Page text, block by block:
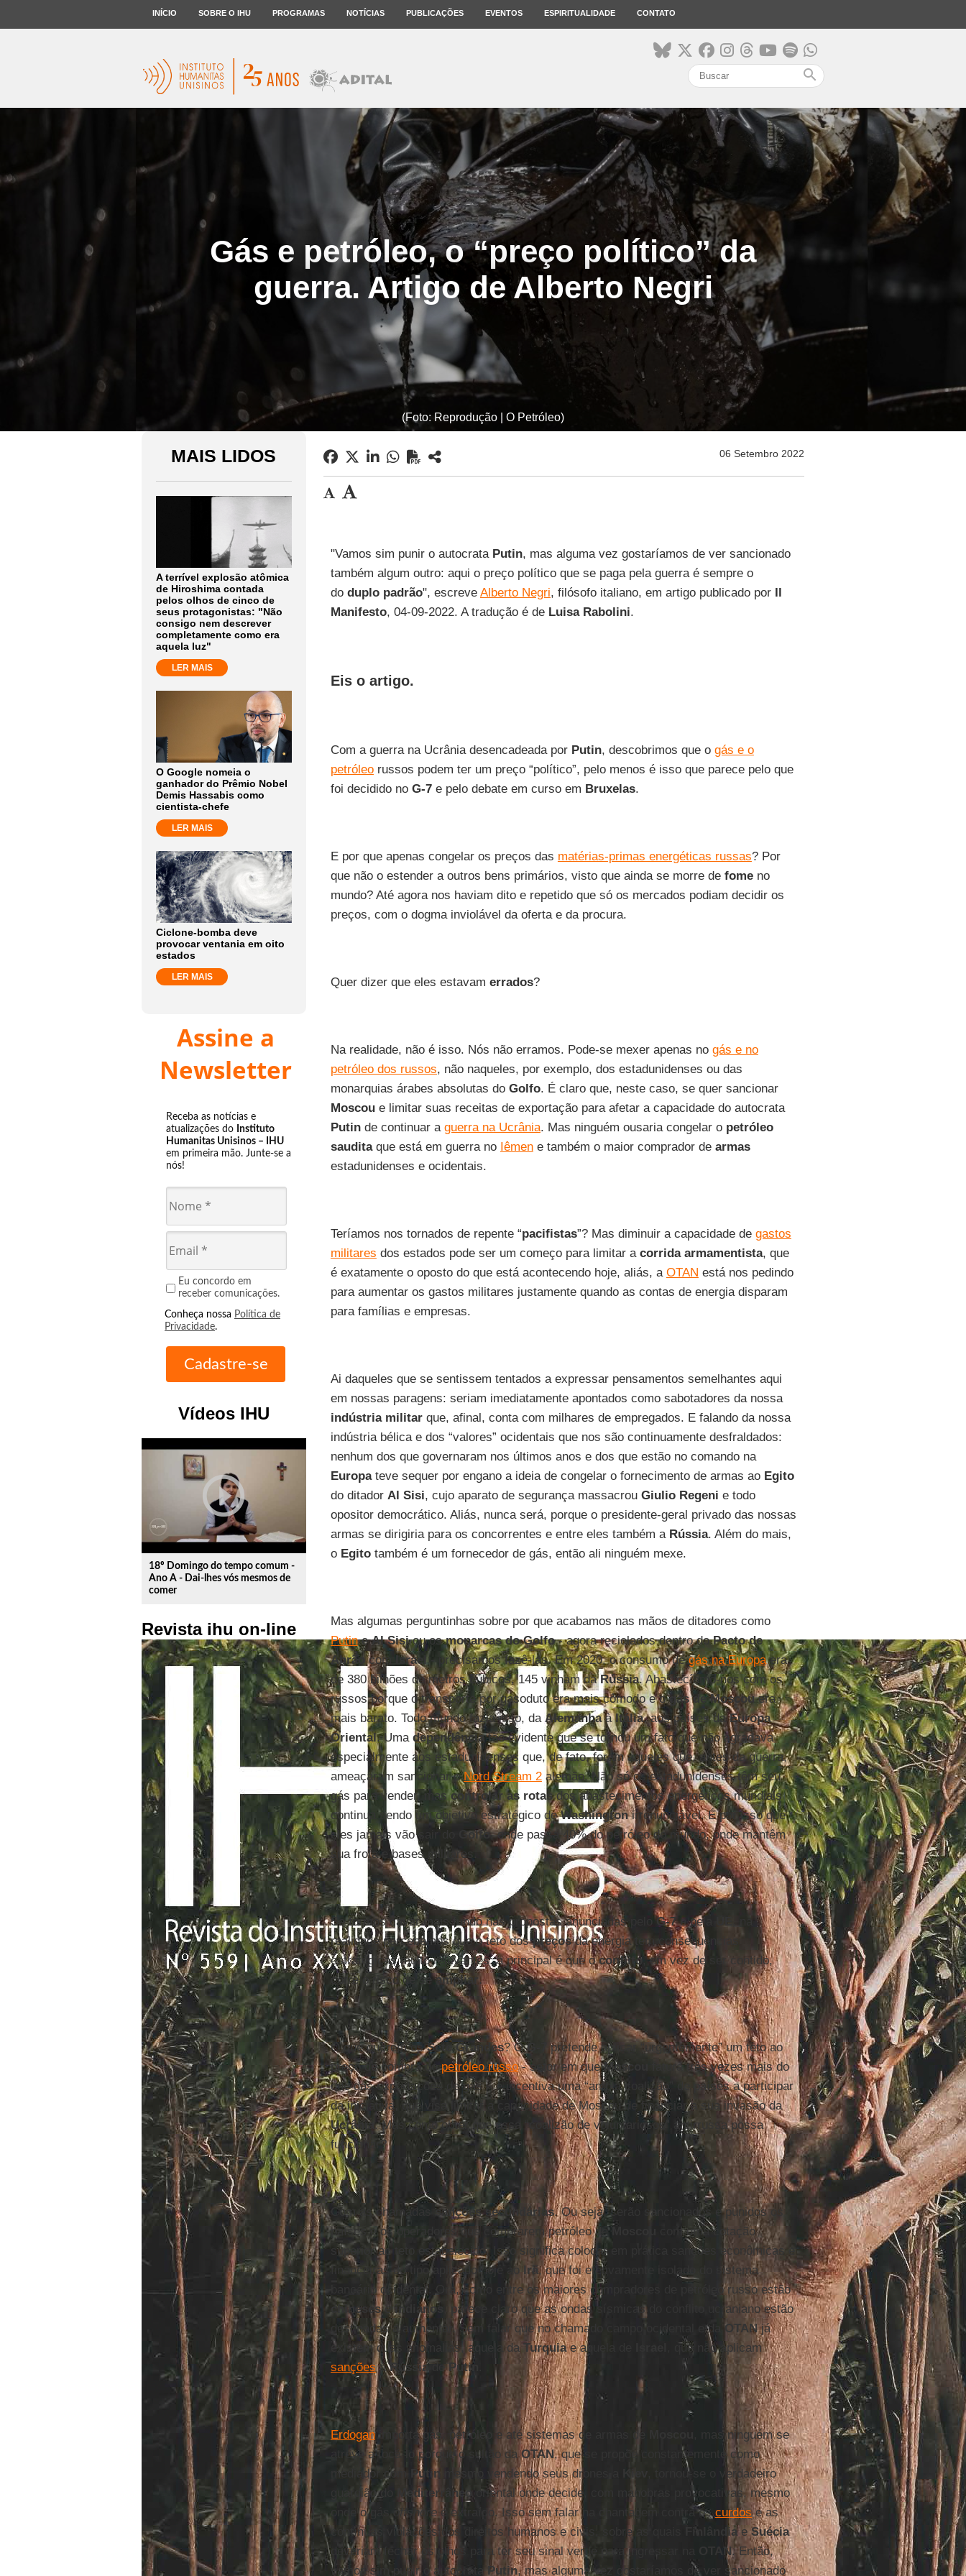
INÍCIO SOBRE O IHU PROGRAMAS NOTÍCIAS PUBLICAÇÕES EVENTOS ESPIRITUALIDADE CONTATO
search
Gás e petróleo, o “preço político” da
guerra. Artigo de Alberto Negri
(Foto: Reprodução | O Petróleo)
MAIS LIDOS
A terrível explosão atômica
de Hiroshima contada
pelos olhos de cinco de
seus protagonistas: "Não
consigo nem descrever
completamente como era
aquela luz"
LER MAIS
O Google nomeia o
ganhador do Prêmio Nobel
Demis Hassabis como
cientista-chefe
LER MAIS
Ciclone-bomba deve
provocar ventania em oito
estados
LER MAIS
Assine a
Newsletter
Receba as notícias e
atualizações do Instituto
Humanitas Unisinos – IHU
em primeira mão. Junte-se a
nós!
Eu concordo em
receber comunicações.
Conheça nossa Política de
Privacidade.
Vídeos IHU
play_circle_outline
18º Domingo do tempo comum -
Ano A - Dai-lhes vós mesmos de
comer
Revista ihu on-line
06 Setembro 2022
"Vamos sim punir o autocrata Putin, mas alguma vez gostaríamos de ver sancionado
também algum outro: aqui o preço político que se paga pela guerra é sempre o
do duplo padrão", escreve Alberto Negri, filósofo italiano, em artigo publicado por Il
Manifesto, 04-09-2022. A tradução é de Luisa Rabolini.
Eis o artigo.
Com a guerra na Ucrânia desencadeada por Putin, descobrimos que o gás e o
petróleorussos podem ter um preço “político”, pelo menos é isso que parece pelo que
foi decidido no G-7e pelo debate em curso em Bruxelas.
E por que apenas congelar os preços das matérias-primas energéticas russas? Por
que não o estender a outros bens primários, visto que ainda se morre de fomeno
mundo? Até agora nos haviam dito e repetido que só os mercados podiam decidir os
preços, com o dogma inviolável da oferta e da procura.
Quer dizer que eles estavam errados?
Na realidade, não é isso. Nós não erramos. Pode-se mexer apenas no gás e no
petróleo dos russos, não naqueles, por exemplo, dos estadunidenses ou das
monarquias árabes absolutas do Golfo. É claro que, neste caso, se quer sancionar
Moscoue limitar suas receitas de exportação para afetar a capacidade do autocrata
Putinde continuar a guerra na Ucrânia. Mas ninguém ousaria congelar o petróleo
sauditaque está em guerra no Iêmene também o maior comprador de armas
estadunidenses e ocidentais.
Teríamos nos tornados de repente “pacifistas”? Mas diminuir a capacidade de gastos
militares dos estados pode ser um começo para limitar a corrida armamentista, que
é exatamente o oposto do que está acontecendo hoje, aliás, a OTAN está nos pedindo
para aumentar os gastos militares justamente quando as contas de energia disparam
para famílias e empresas.
Ai daqueles que se sentissem tentados a expressar pensamentos semelhantes aqui
em nossas paragens: seriam imediatamente apontados como sabotadores da nossa
indústria militarque, afinal, conta com milhares de empregados. E falando da nossa
indústria bélica e dos “valores” ocidentais que nos são continuamente desfraldados:
nenhum dos que governaram nos últimos anos e dos que estão no comando na
Europateve sequer por engano a ideia de congelar o fornecimento de armas ao Egito
do ditador Al Sisi, cujo aparato de segurança massacrou Giulio Regeni e todo
opositor democrático. Aliás, nunca será, porque o presidente-geral privado das nossas
armas se dirigiria para os concorrentes e entre eles também a Rússia. Além do mais,
o Egitotambém é um fornecedor de gás, então ali ninguém mexe.
Mas algumas perguntinhas sobre por que acabamos nas mãos de ditadores como
PutineAl Sisiou osmonarcas do Golfo- agora reciclados dentro doPacto de
Abrão com Israel- precisamos fazê-las. Em 2020, o consumo degás na Europaera
de 380 bilhões de metros cúbicos, 145 vinham daRússia. Abastecíamo-nos com os
russos porque o transporte por gasoduto era mais cômodo e ogás de Moscouera
mais barato. Todo mundo fazia isso, da AlemanhaàItália, aos países daEuropa
Oriental. Uma dependênciatão evidente que se tornou um fato que não agradava
especialmente aos estadunidenses que, de fato, foram aqueles que, antes da guerra,
ameaçaram sancionar oNord Stream 2alemão. Não só os estadunidenses têm seu
gás para vender, mascontrolar as rotasdos abastecimentos energéticos mundiais
continua sendo um objetivo estratégico deWashingtonirrenunciável. É por isso que
eles jamais vão sair do
Golfo, onde passa 40% do petróleo do mundo, onde mantêm
sua frota e bases militares.
Se formos cavar mais fundo nas propostas anunciadas peloG-7e pela
realidade percebemos que o teto dospreçosda energia tem consequências
estratégicas muito relevantes: a principal é que oconflito , em vez de ser contido,
corre o risco de seampliar.
O que querem osSete Grandes? OG-7
pretende aplicar “urgentemente” um teto ao
preço de compra dopetróleo russo- setor em queMoscou
fatura três vezes mais do
que das exportações de gás – e incentiva uma “ampla coalizão” de países a participar
da iniciativa, que visa limitar a capacidade de Moscou de financiar a sua invasão da
Ucrânia . Mas como obter que essa “coalizão de voluntariosos” antirrussa possa
funcionar?
Com as chamadas sanções secundárias. Ou seja, serão sancionados e punidos os
países e os operadores que comprarem petróleo de
com uma cotação
superior ao teto estabelecido. Isso significa colocar em prática sanções econômicas e
financeiras do tipo aplicado hoje aoIrã, que foi efetivamente isolado do sistema
bancário ocidental. Ora, como entre os maiores compradores de petróleo russo estão
chineseseindianos
, parece claro que as ondas sísmicas do conflito ucraniano estão
destinadas a aumentar. Sem falar que no chamado campo ocidental e da OTANjá
existem duas anomalias, aquela da Turquiae aquela de
, que não aplicam
sançõesàRússiadePutin
Erdoganimporta gás, petróleo e até sistemas de armas de
, mas ninguém se
atreve a tocá-lo porque o sultão daOTAN, que se propõe constantemente como
mediador com
Putin mesmo vendendo seus drones a
, tornou-se o verdadeiro
guardião do
Mediterrâneo oriental onde decide, com manobras provocativas, mesmo
onde o gás
offshoreé extraído. Isso sem falar na chantagem contra os curdose as
contínuas violações dos direitos humanos e civis, sobre as quais
FinlândiaeSuécia
deveriam fechar os olhos para ter seu sinal verde para ingressar na
OTAN. Então,
vamos sim punir o autocrataPutin, mas alguma vez gostaríamos de ver sancionado